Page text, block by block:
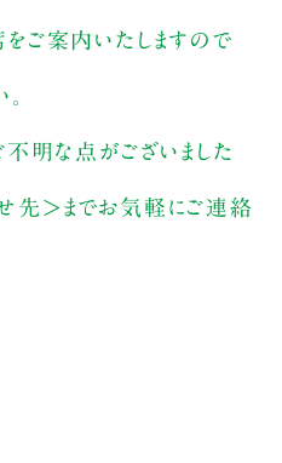
をご案内いたしますので
不明な点がございました
先＞までお気軽にご連絡